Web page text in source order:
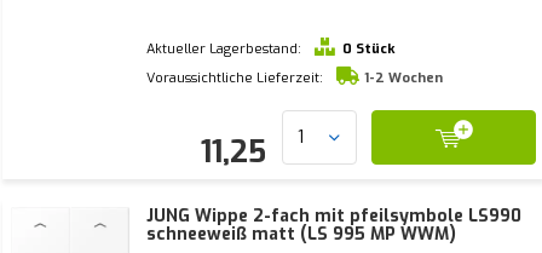
Aktueller Lagerbestand:
0 Stück
Voraussichtliche Lieferzeit:
1-2 Wochen
11,25
JUNG Wippe 2-fach mit pfeilsymbole LS990
schneeweiß matt (LS 995 MP WWM)